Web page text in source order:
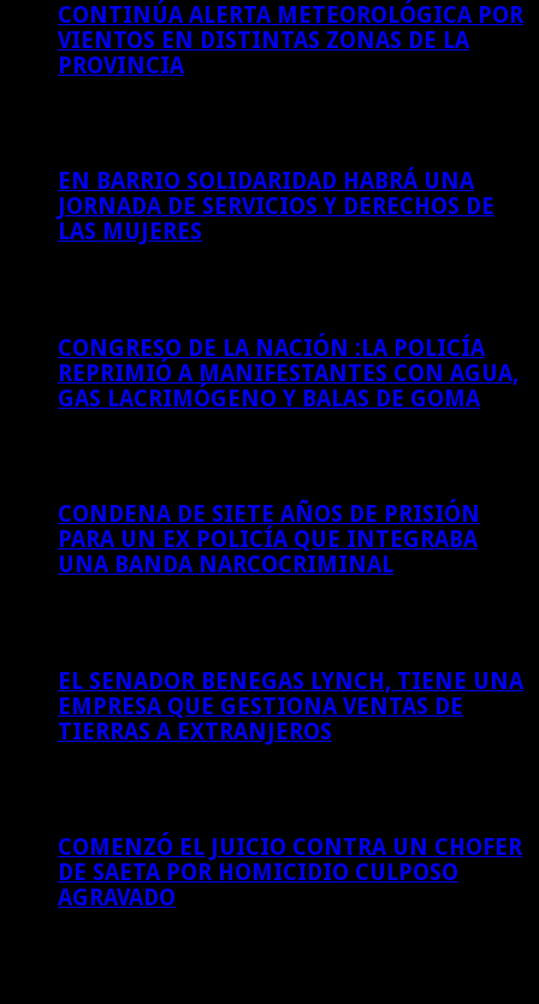
CONTINÚA ALERTA METEOROLÓGICA POR
VIENTOS EN DISTINTAS ZONAS DE LA
PROVINCIA
EN BARRIO SOLIDARIDAD HABRÁ UNA
JORNADA DE SERVICIOS Y DERECHOS DE
LAS MUJERES
CONGRESO DE LA NACIÓN :LA POLICÍA
REPRIMIÓ A MANIFESTANTES CON AGUA,
GAS LACRIMÓGENO Y BALAS DE GOMA
CONDENA DE SIETE AÑOS DE PRISIÓN
PARA UN EX POLICÍA QUE INTEGRABA
UNA BANDA NARCOCRIMINAL
EL SENADOR BENEGAS LYNCH, TIENE UNA
EMPRESA QUE GESTIONA VENTAS DE
TIERRAS A EXTRANJEROS
COMENZÓ EL JUICIO CONTRA UN CHOFER
DE SAETA POR HOMICIDIO CULPOSO
AGRAVADO